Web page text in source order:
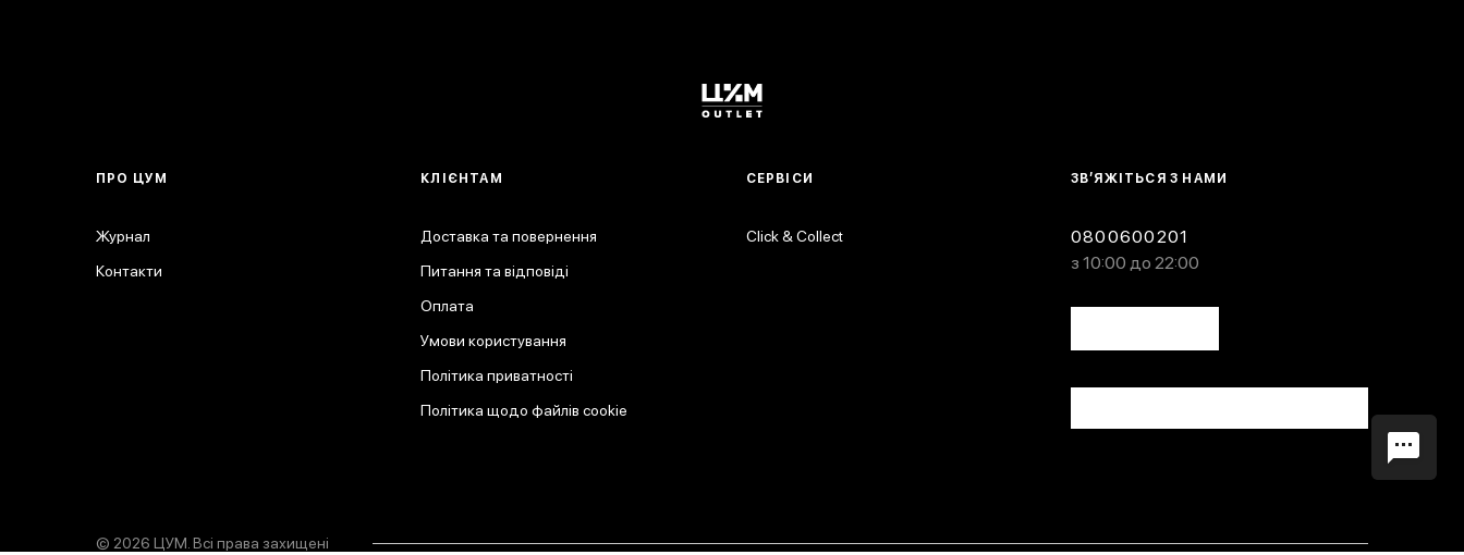
ЗВ’ЯЖІТЬСЯ З НАМИ
0800600201
з 10:00 до 22:00
ПРО ЦУМ
Журнал
Контакти
КЛІЄНТАМ
Доставка та повернення
Питання та відповіді
Оплата
Умови користування
Політика приватності
Політика щодо файлів cookie
СЕРВІСИ
Click & Collect